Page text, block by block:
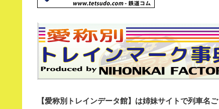
【愛称別トレインデータ館】は姉妹サイトで列車名